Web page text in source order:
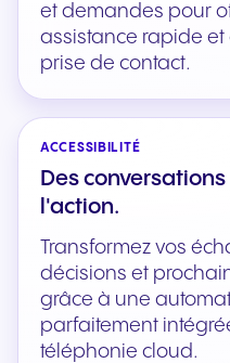
et demandes pour
assistance rapide
prise de contact.
ACCESSIBILITÉ
Des
l'action.
Transformez vos
décisions et
grâce à une
parfaitement
téléphonie cloud.